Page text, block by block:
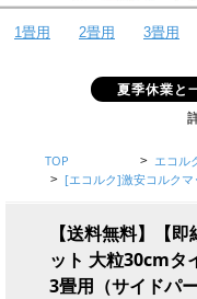
1畳用 2畳用 3畳用
夏季休業と
TOP > エコル
> [エコルク]激安コルク
【送料無料】【
ット 大粒30cmタ
3畳用（サイドパ